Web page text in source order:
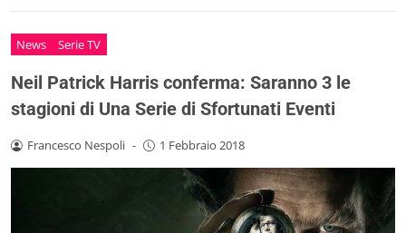
News Serie TV
Neil Patrick Harris conferma: Saranno 3 le
stagioni di Una Serie di Sfortunati Eventi
Francesco Nespoli - 1 Febbraio 2018